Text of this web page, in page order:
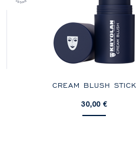
CREAM BLUSH STICK
30,00 €